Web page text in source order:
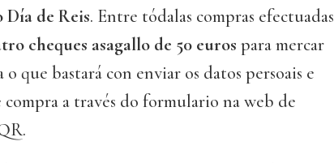
Día de Reis. Entre tódalas compras efectuadas
cheques asagallo de 50 euros para mercar
que bastará con enviar os datos persoais e
a través do formulario na web de